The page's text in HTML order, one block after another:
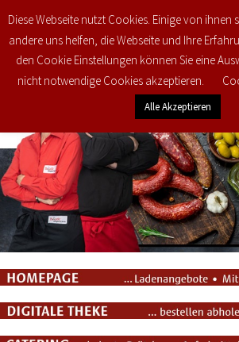
Diese Webseite nutzt Cookies. Einige von ihnen
andere uns helfen, die Webseite und Ihre
den Cookie Einstellungen können Sie eine
nicht notwendige Cookies akzeptieren.
Alle Akzeptieren